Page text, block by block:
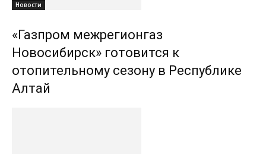
Новости
«Газпром межрегионгаз
Новосибирск» готовится к
отопительному сезону в Республике
Алтай